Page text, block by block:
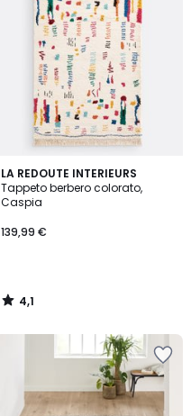
LA REDOUTE INTERIEURS
Tappeto berbero colorato,
Caspia
139,99 €
4,1
/ 5
4,1
/